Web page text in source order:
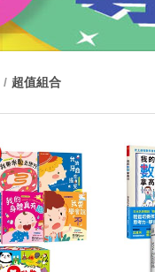
超值組合